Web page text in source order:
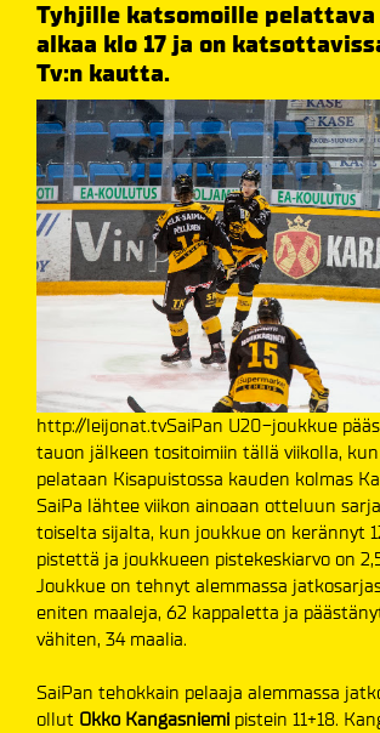
Tyhjille katsomoille
alkaa klo 17 ja on
Tv:n kautta.
http://leijonat.tvSaiPan U20-joukkue
tauon jälkeen tositoimiin tällä viikolla,
pelataan Kisapuistossa kauden kolmas
SaiPa lähtee viikon ainoaan otteluun
toiselta sijalta, kun joukkue on kerännyt
pistettä ja joukkueen pistekeskiarvo on
Joukkue on tehnyt alemmassa
eniten maaleja, 62 kappaletta ja
vähiten, 34 maalia.
SaiPan tehokkain pelaaja alemmassa
ollut Okko Kangasniemi pistein 11+18.